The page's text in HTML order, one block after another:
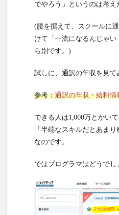
コー
ド開
とな
明白
ガー
ード
でやろう」というのは考え
(腰を据えて、スクールに
けて「一流になるんじゃ
ら別です。)
試しに、通訳の年収を見て
参考：通訳の年収・給料情
できる人は1,000万とかい
「半端なスキルだとあま
なのです。
ではプログラマはどうでし